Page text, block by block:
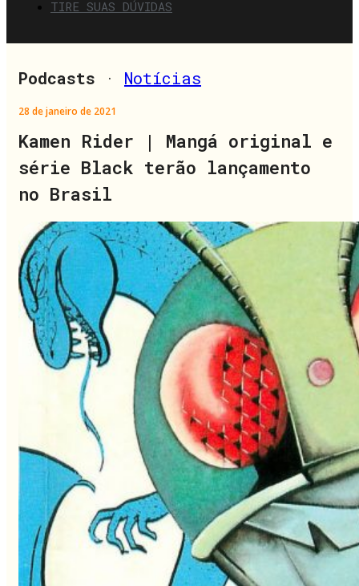
TIRE SUAS DÚVIDAS
Podcasts · Notícias
28 de janeiro de 2021
Kamen Rider | Mangá original e
série Black terão lançamento
no Brasil